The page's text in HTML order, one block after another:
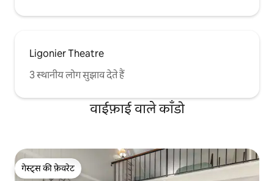
Ligonier Theatre
3 स्थानीय लोग सुझाव देते हैं
वाईफ़ाई वाले काँडो
गेस्ट्स की फ़ेवरेट
गेस्ट्स की फ़ेवरेट